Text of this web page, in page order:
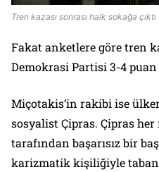
Tren kazası sonrası halk sokağa çıktı
Fakat anketlere göre tren
Demokrasi Partisi 3-4
Miçotakis’in rakibi ise
sosyalist Çipras. Çipras
tarafından başarısız bir
karizmatik kişiliğiyle